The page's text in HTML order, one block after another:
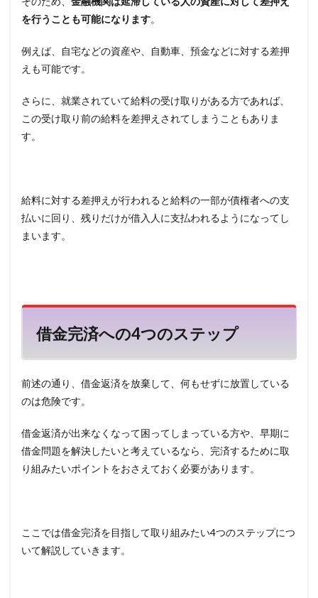
を行うことも可能になります。
例えば、自宅などの資産や、自動車、預金などに対する差押
えも可能です。
さらに、就業されていて給料の受け取りがある方であれば、
この受け取り前の給料を差押えされてしまうこともありま
す。
給料に対する差押えが行われると給料の一部が債権者への支
払いに回り、残りだけが借入人に支払われるようになってし
まいます。
借金完済への4つのステップ
前述の通り、借金返済を放棄して、何もせずに放置している
のは危険です。
借金返済が出来なくなって困ってしまっている方や、早期に
借金問題を解決したいと考えているなら、完済するために取
り組みたいポイントをおさえておく必要があります。
ここでは借金完済を目指して取り組みたい4つのステップにつ
いて解説していきます。